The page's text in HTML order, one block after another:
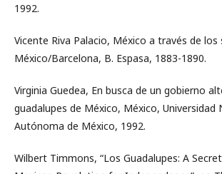
1992.
Vicente Riva Palacio, México a través de los
México/Barcelona, B. Espasa, 1883-1890.
Virginia Guedea, En busca de un gobierno
guadalupes de México, México, Universidad
Autónoma de México, 1992.
Wilbert Timmons, “Los Guadalupes: A